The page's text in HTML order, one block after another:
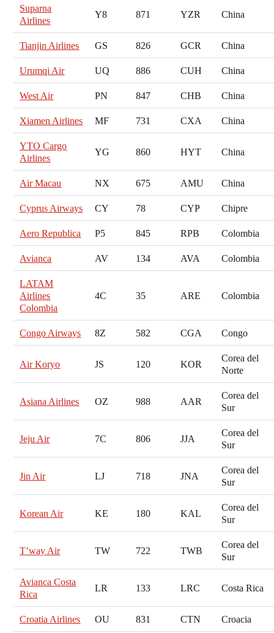
Suparna
Airlines
Y8 871 YZR China
Tianjin Airlines GS 826 GCR China
Urumqi Air UQ 886 CUH China
West Air PN 847 CHB China
Xiamen Airlines MF 731 CXA China
YTO Cargo
Airlines
YG 860 HYT China
Air Macau NX 675 AMU China
Cyprus Airways CY 78 CYP Chipre
Aero Republica P5 845 RPB Colombia
Avianca AV 134 AVA Colombia
LATAM
Airlines
Colombia
4C 35 ARE Colombia
Congo Airways 8Z 582 CGA Congo
Air Koryo JS 120 KOR
Corea del
Norte
Asiana Airlines OZ 988 AAR
Corea del
Sur
Jeju Air 7C 806 JJA
Corea del
Sur
Jin Air LJ 718 JNA
Corea del
Sur
Korean Air KE 180 KAL
Corea del
Sur
T’way Air TW 722 TWB
Corea del
Sur
Avianca Costa
Rica
LR 133 LRC Costa Rica
Croatia Airlines OU 831 CTN Croacia